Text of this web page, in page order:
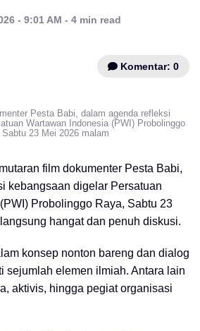
- 9:01 AM - 4 min read
Komentar: 0
Pesta Babi, dalam agenda refleksi
Wartawan Indonesia (PWI) Probolinggo
Sabtu 23 Mei 2026 malam
film dokumenter Pesta Babi,
kebangsaan digelar Persatuan
Probolinggo Raya, Sabtu 23
hangat dan penuh diskusi.
konsep nonton bareng dan dialog
sejumlah elemen ilmiah. Antara lain
aktivis, hingga pegiat organisasi